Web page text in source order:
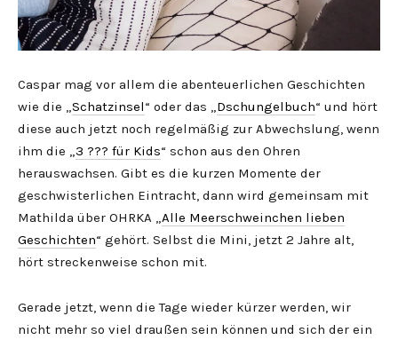
Caspar mag vor allem die abenteuerlichen Geschichten
wie die „Schatzinsel“ oder das „Dschungelbuch“ und hört
diese auch jetzt noch regelmäßig zur Abwechslung, wenn
ihm die „3 ??? für Kids“ schon aus den Ohren
herauswachsen. Gibt es die kurzen Momente der
geschwisterlichen Eintracht, dann wird gemeinsam mit
Mathilda über OHRKA „Alle Meerschweinchen lieben
Geschichten“ gehört. Selbst die Mini, jetzt 2 Jahre alt,
hört streckenweise schon mit.
Gerade jetzt, wenn die Tage wieder kürzer werden, wir
nicht mehr so viel draußen sein können und sich der ein